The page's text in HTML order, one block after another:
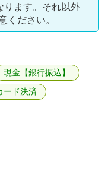
ります。それ以外
ください。
現金【銀行振込】
ード決済